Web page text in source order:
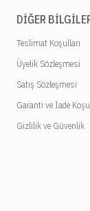
DIĞER
Teslimat Koşulları
Üyelik Sözleşmesi
Satış Sözleşmesi
Garanti ve İade
Gizlilik ve Güvenlik